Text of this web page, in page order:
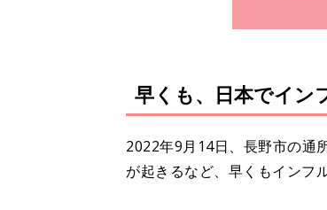
早くも、日本でイン
2022年9月14日、長野市の通
が起きるなど、早くもインフ